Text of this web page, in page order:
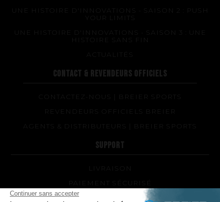
UNE HISTOIRE D'INNOVATIONS - SAISON 2 : PUSH
YOUR LIMITS
UNE HISTOIRE D'INNOVATIONS - SAISON 3 : UNE
HISTOIRE SANS FIN
CONTACT & REVENDEURS OFFICIELS
CONTACTEZ-NOUS | BREIER SPORTS
REVENDEURS OFFICIELS BREIER
AGENTS & DISTRIBUTEURS | BREIER SPORTS
SUPPORT
LIVRAISON
PAIEMENT SÉCURISÉ
QUEL MODÈLE DE PALMES ET QUELLE DURETÉ